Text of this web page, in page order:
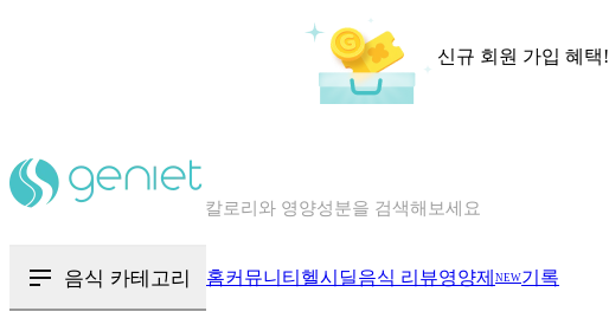
신규 회원 가입 혜택!
혈당 · 다이어트 음식 검색해보세요
음식 카테고리 홈커뮤니티 헬시딜음식 리뷰영양제 NEW기록